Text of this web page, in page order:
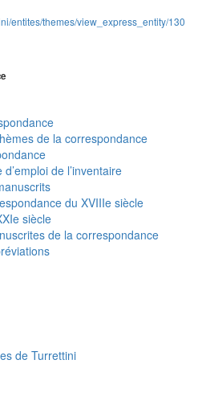
entites/themes/view_express_entity/130
de la correspondance
de l’inventaire
du XVIIIe siècle
siècle
de la correspondance
de Turrettini